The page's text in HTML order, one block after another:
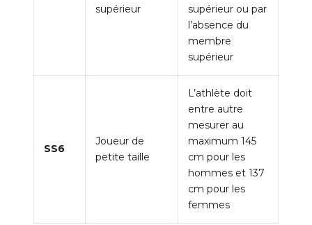
supérieur
supérieur ou par
l’absence du
membre
supérieur
SS6
Joueur de
petite taille
L’athlète doit
entre autre
mesurer au
maximum 145
cm pour les
hommes et 137
cm pour les
femmes